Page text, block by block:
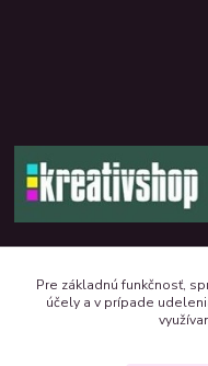
Pre základnú funkčnosť,
účely a v prípade